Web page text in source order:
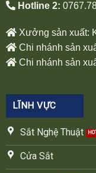
Hotline 2:
Xưởng sản xuất:
Chi nhánh sản
Chi nhánh sản
LĨNH VỰC
Sắt Nghệ Thuật
Cửa Sắt